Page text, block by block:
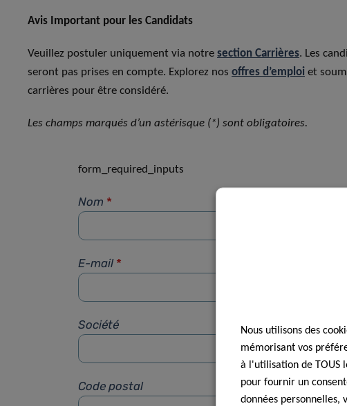
Avis Important pour les Candidats
Veuillez postuler uniquement via notre section Carrières. Les
seront pas prises en compte. Explorez nos offres d’emploi et
carrières pour être considéré.
Les champs marqués d’un astérisque (*) sont obligatoires.
form_required_inputs
Nom *
E-mail *
Société
Code postal Rue
Nous utilisons des
mémorisant vos
à l'utilisation de TOUS
pour fournir un
données personnelles,